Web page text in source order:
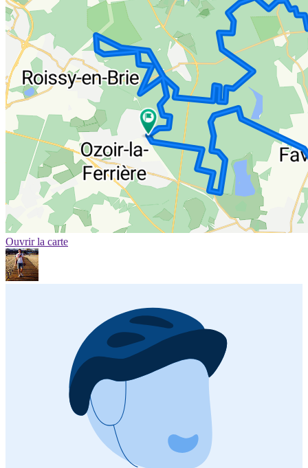
Ouvrir la carte